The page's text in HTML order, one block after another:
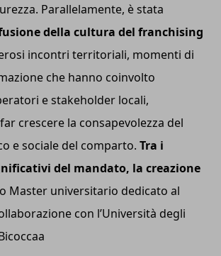
Parallelamente, è stata
della cultura del franchising
incontri territoriali, momenti di
che hanno coinvolto
e stakeholder locali,
crescere la consapevolezza del
e sociale del comparto. Tra i
del mandato, la creazione
Master universitario dedicato al
con l’Università degli